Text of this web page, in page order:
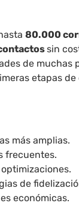
80.000
sin
de muchas
etapas
más amplias.
frecuentes.
de
económicas.